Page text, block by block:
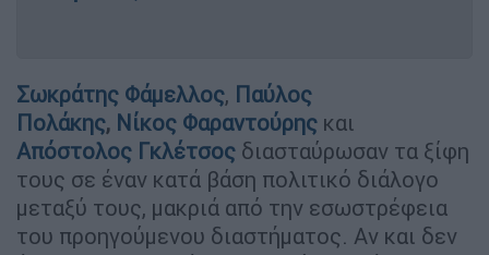
Σωκράτης Φάμελλος, Παύλος
Πολάκης, Νίκος Φαραντούρης και
Απόστολος Γκλέτσος διασταύρωσαν τα ξίφη
τους σε έναν κατά βάση πολιτικό διάλογο
μεταξύ τους, μακριά από την εσωστρέφεια
του προηγούμενου διαστήματος. Αν και δεν